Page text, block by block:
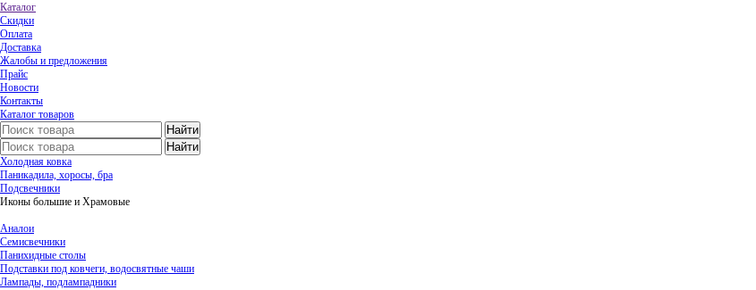
Каталог
Скидки
Оплата
Доставка
Жалобы и предложения
Прайс
Новости
Контакты
Каталог товаров
Холодная ковка
Паникадила, хоросы, бра
Подсвечники
Иконы большие и Храмовые
Аналои
Семисвечники
Панихидные столы
Подставки под ковчеги, водосвятные чаши
Лампады, подлампадники